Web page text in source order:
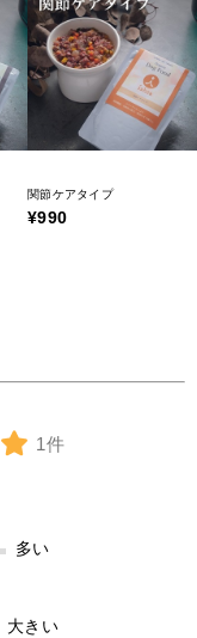
関節ケアタイプ
¥990
1件
多い
大きい